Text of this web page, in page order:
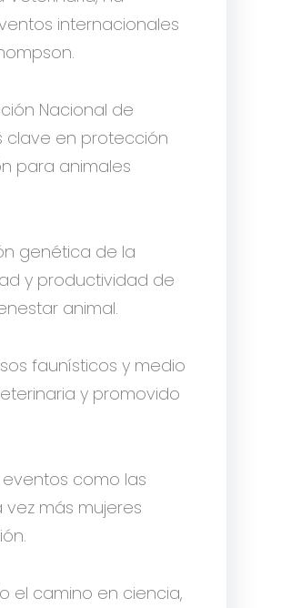
internacionales
Nacional de
clave en protección
para animales
genética de la
y productividad de
animal.
faunísticos y medio
y promovido
como las
más mujeres
el camino en ciencia,